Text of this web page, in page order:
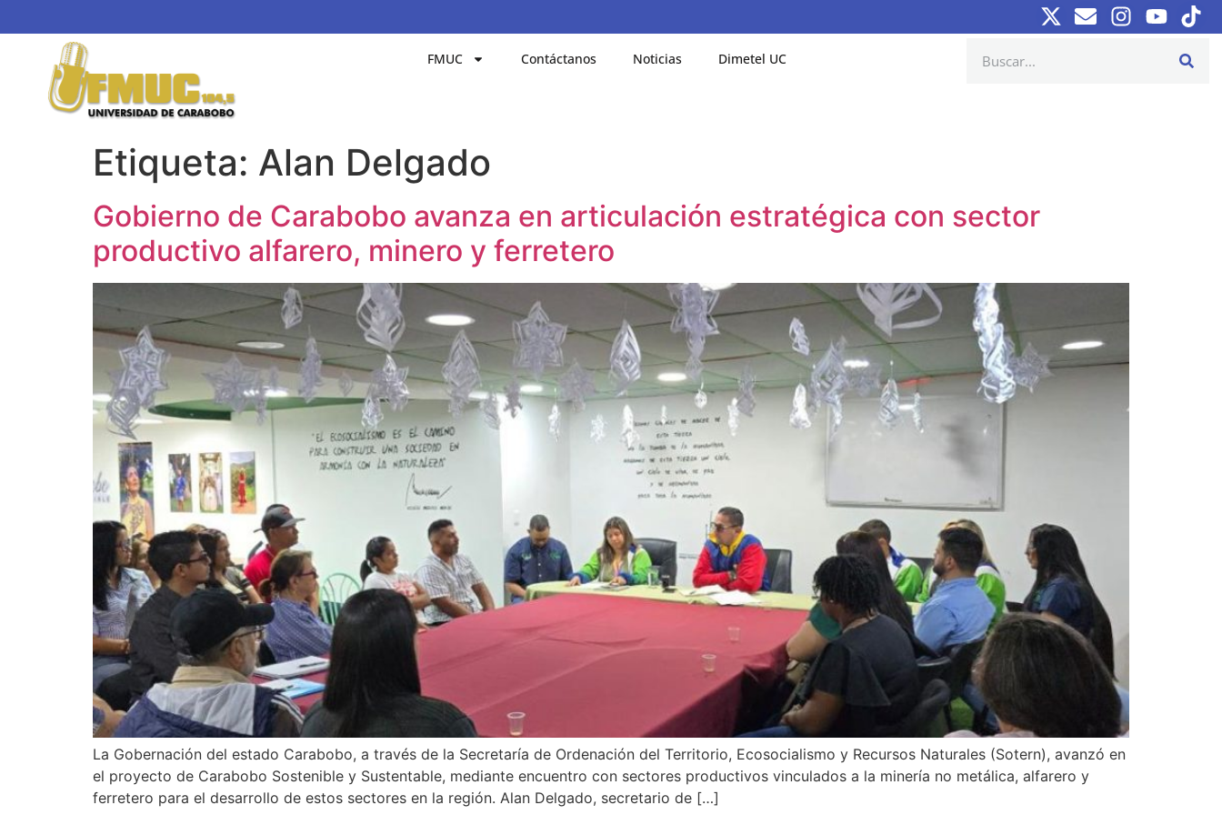
FMUC Contáctanos Noticias Dimetel UC
Etiqueta: Alan Delgado
Gobierno de Carabobo avanza en articulación estratégica con sector
productivo alfarero, minero y ferretero
La Gobernación del estado Carabobo, a través de la Secretaría de Ordenación del Territorio, Ecosocialismo y Recursos Naturales (Sotern), avanzó en
el proyecto de Carabobo Sostenible y Sustentable, mediante encuentro con sectores productivos vinculados a la minería no metálica, alfarero y
ferretero para el desarrollo de estos sectores en la región. Alan Delgado, secretario de […]